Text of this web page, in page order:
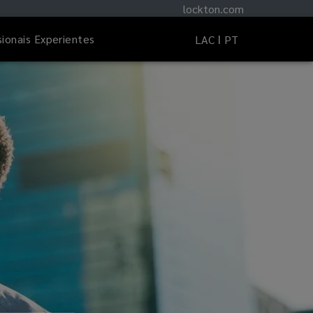
lockton.com
Experientes LAC PT